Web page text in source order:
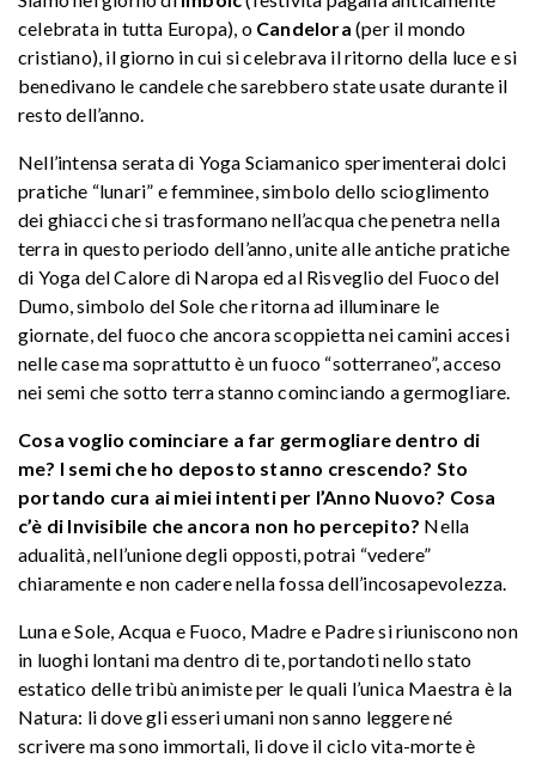
celebrata in tutta Europa), o Candelora (per il mondo
cristiano), il giorno in cui si celebrava il ritorno della luce e si
benedivano le candele che sarebbero state usate durante il
resto dell’anno.
Nell’intensa serata di Yoga Sciamanico sperimenterai dolci
pratiche “lunari” e femminee, simbolo dello scioglimento
dei ghiacci che si trasformano nell’acqua che penetra nella
terra in questo periodo dell’anno, unite alle antiche pratiche
di Yoga del Calore di Naropa ed al Risveglio del Fuoco del
Dumo, simbolo del Sole che ritorna ad illuminare le
giornate, del fuoco che ancora scoppietta nei camini accesi
nelle case ma soprattutto è un fuoco “sotterraneo”, acceso
nei semi che sotto terra stanno cominciando a germogliare.
Cosa voglio cominciare a far germogliare dentro di
me? I semi che ho deposto stanno crescendo? Sto
portando cura ai miei intenti per l’Anno Nuovo? Cosa
c’è di Invisibile che ancora non ho percepito? Nella
adualità, nell’unione degli opposti, potrai “vedere”
chiaramente e non cadere nella fossa dell’incosapevolezza.
Luna e Sole, Acqua e Fuoco, Madre e Padre si riuniscono non
in luoghi lontani ma dentro di te, portandoti nello stato
estatico delle tribù animiste per le quali l’unica Maestra è la
Natura: li dove gli esseri umani non sanno leggere né
scrivere ma sono immortali, li dove il ciclo vita-morte è